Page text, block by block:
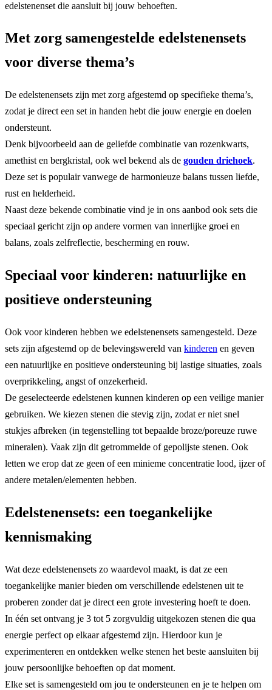
edelstenenset die aansluit bij jouw behoeften.
Met zorg samengestelde edelstenensets
voor diverse thema’s
De edelstenensets zijn met zorg afgestemd op specifieke thema’s,
zodat je direct een set in handen hebt die jouw energie en doelen
ondersteunt.
Denk bijvoorbeeld aan de geliefde combinatie van rozenkwarts,
amethist en bergkristal, ook wel bekend als de gouden driehoek.
Deze set is populair vanwege de harmonieuze balans tussen liefde,
rust en helderheid.
Naast deze bekende combinatie vind je in ons aanbod ook sets die
speciaal gericht zijn op andere vormen van innerlijke groei en
balans, zoals zelfreflectie, bescherming en rouw.
Speciaal voor kinderen: natuurlijke en
positieve ondersteuning
Ook voor kinderen hebben we edelstenensets samengesteld. Deze
sets zijn afgestemd op de belevingswereld van kinderen en geven
een natuurlijke en positieve ondersteuning bij lastige situaties, zoals
overprikkeling, angst of onzekerheid.
De geselecteerde edelstenen kunnen kinderen op een veilige manier
gebruiken. We kiezen stenen die stevig zijn, zodat er niet snel
stukjes afbreken (in tegenstelling tot bepaalde broze/poreuze ruwe
mineralen). Vaak zijn dit getrommelde of gepolijste stenen. Ook
letten we erop dat ze geen of een minieme concentratie lood, ijzer of
andere metalen/elementen hebben.
Edelstenensets: een toegankelijke
kennismaking
Wat deze edelstenensets zo waardevol maakt, is dat ze een
toegankelijke manier bieden om verschillende edelstenen uit te
proberen zonder dat je direct een grote investering hoeft te doen.
In één set ontvang je 3 tot 5 zorgvuldig uitgekozen stenen die qua
energie perfect op elkaar afgestemd zijn. Hierdoor kun je
experimenteren en ontdekken welke stenen het beste aansluiten bij
jouw persoonlijke behoeften op dat moment.
Elke set is samengesteld om jou te ondersteunen en je te helpen om